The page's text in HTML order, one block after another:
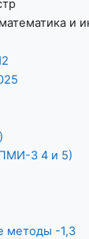
и
3 4 и 5)
методы -1,3